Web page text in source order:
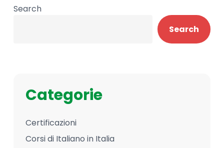
Search
Search
Categorie
Certificazioni
Corsi di Italiano in Italia